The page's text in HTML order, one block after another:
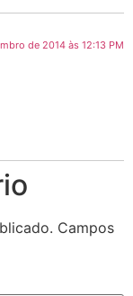
de 2014 às 12:13 PM
Campos